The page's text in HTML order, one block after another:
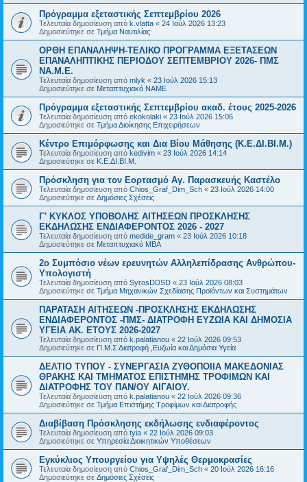
Πρόγραμμα εξεταστικής Σεπτεμβρίου 2026
Τελευταία δημοσίευση από k.vlatta « 24 Ιούλ 2026 13:23
Δημοσιεύτηκε σε Τμήμα Ναυτιλίας
ΟΡΘΗ ΕΠΑΝΑΛΗΨΗ-ΤΕΛΙΚΟ ΠΡΟΓΡΑΜΜΑ ΕΞΕΤΑΣΕΩΝ
ΕΠΑΝΑΛΗΠΤΙΚΗΣ ΠΕΡΙΟΔΟΥ ΣΕΠΤΕΜΒΡΙΟΥ 2026- ΠΜΣ
ΝΑ.Μ.Ε.
Τελευταία δημοσίευση από mlyk « 23 Ιούλ 2026 15:13
Δημοσιεύτηκε σε Μεταπτυχιακό ΝΑΜΕ
Πρόγραμμα εξεταστικής Σεπτεμβρίου ακαδ. έτους 2025-2026
Τελευταία δημοσίευση από ekokolaki « 23 Ιούλ 2026 15:06
Δημοσιεύτηκε σε Τμήμα Διοίκησης Επιχειρήσεων
Κέντρο Επιμόρφωσης και Δια Βίου Μάθησης (Κ.Ε.ΔΙ.ΒΙ.Μ.)
Τελευταία δημοσίευση από kedivim « 23 Ιούλ 2026 14:14
Δημοσιεύτηκε σε Κ.Ε.ΔΙ.ΒΙ.Μ.
Πρόσκληση για τον Εορτασμό Αγ. Παρασκευής Καστέλο
Τελευταία δημοσίευση από Chios_Graf_Dim_Sch « 23 Ιούλ 2026 14:00
Δημοσιεύτηκε σε Δημόσιες Σχέσεις
Γ' ΚΥΚΛΟΣ ΥΠΟΒΟΛΗΣ ΑΙΤΗΣΕΩΝ ΠΡΟΣΚΛΗΣΗΣ
ΕΚΔΗΛΩΣΗΣ ΕΝΔΙΑΦΕΡΟΝΤΟΣ 2026 - 2027
Τελευταία δημοσίευση από medide_gram « 23 Ιούλ 2026 10:18
Δημοσιεύτηκε σε Μεταπτυχιακό MBA
2ο Συμπόσιο νέων ερευνητών Αλληλεπίδρασης Ανθρώπου-
Υπολογιστή
Τελευταία δημοσίευση από SyrosDDSD « 23 Ιούλ 2026 08:03
Δημοσιεύτηκε σε Τμήμα Μηχανικών Σχεδίασης Προϊόντων και Συστημάτων
ΠΑΡΑΤΑΣΗ ΑΙΤΗΣΕΩΝ -ΠΡΟΣΚΛΗΣΗΣ ΕΚΔΗΛΩΣΗΣ
ΕΝΔΙΑΦΕΡΟΝΤΟΣ -ΠΜΣ- ΔΙΑΤΡΟΦΗ ΕΥΖΩΙΑ ΚΑΙ ΔΗΜΟΣΙΑ
ΥΓΕΙΑ AK. ETOYΣ 2026-2027
Τελευταία δημοσίευση από k.palatianou « 22 Ιούλ 2026 09:53
Δημοσιεύτηκε σε Π.Μ.Σ Διατροφή ,Ευζωία και Δημόσια Υγεία
ΔΕΛΤΙΟ ΤΥΠΟΥ - ΣΥΝΕΡΓΑΣΙΑ ΖΥΘΟΠΟΙΙΑ ΜΑΚΕΔΟΝΙΑΣ
ΘΡΑΚΗΣ ΚΑΙ ΤΜΗΜΑΤΟΣ ΕΠΙΣΤΗΜΗΣ ΤΡΟΦΙΜΩΝ ΚΑΙ
ΔΙΑΤΡΟΦΗΣ ΤΟΥ ΠΑΝ/ΟΥ ΑΙΓΑΙΟΥ.
Τελευταία δημοσίευση από k.palatianou « 22 Ιούλ 2026 09:36
Δημοσιεύτηκε σε Τμήμα Επιστήμης Τροφίμων και Διατροφής
Διαβίβαση Πρόσκλησης εκδήλωσης ενδιαφέροντος
Τελευταία δημοσίευση από tyia « 22 Ιούλ 2026 09:03
Δημοσιεύτηκε σε Υπηρεσία Διοικητικών Υποθέσεων
Εγκύκλιος Υπουργείου για Υψηλές Θερμοκρασίες
Τελευταία δημοσίευση από Chios_Graf_Dim_Sch « 20 Ιούλ 2026 16:16
Δημοσιεύτηκε σε Δημόσιες Σχέσεις